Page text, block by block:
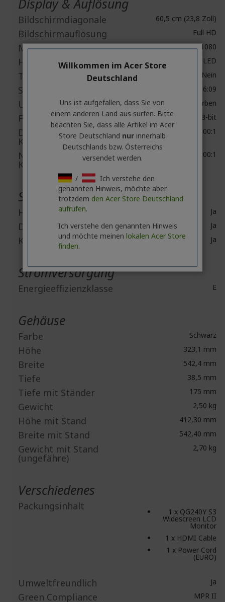
Display & Auflösung
Bildschirmdiagonale 60,5 cm (23,8 Zoll)
Bildschirmauflösung Full HD
Maximale Auflösung 1920 x 1080
Hintergrund-beleuchtung LED
Touchscreen Nein
Seitenverhältnis 16:09
Unterstützte Farben 16,7 Millionen Farben
Farbtiefe 8-bit
Dynamisches
Kontrastverhältnis
100,000,000:1
Natives
Kontrastverhältnis
4,000:1
Schnittstellen / Anschlüsse
HDMI Ja
DisplayPort Ja
Kopfhörer Ja
Stromversorgung
Energieeffizienzklasse E
Gehäuse
Farbe Schwarz
Höhe 323,1 mm
Breite 542,4 mm
Tiefe 38,5 mm
Tiefe mit Ständer 175 mm
Gewicht 2,50 kg
Höhe mit Stand 412,30 mm
Breite mit Stand 542,40 mm
Gewicht mit Stand
(ungefähre)
2,70 kg
Verschiedenes
Packungsinhalt 1 x QG240Y S3
Widescreen LCD
Monitor
1 x HDMI Cable
1 x Power Cord
(EURO)
Umweltfreundlich Ja
Green Compliance MPR II
Willkommen im Acer Store
Deutschland
Uns ist aufgefallen, dass Sie von
einem anderen Land aus surfen. Bitte
beachten Sie, dass alle Artikel im Acer
Store Deutschland nur innerhalb
Deutschlands bzw. Österreichs
versendet werden.
/
Ich verstehe den
genannten Hinweis, möchte aber
trotzdem den Acer Store Deutschland
aufrufen.
Ich verstehe den genannten Hinweis
und möchte meinen lokalen Acer Store
finden.